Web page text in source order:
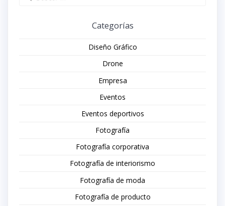
Categorías
Diseño Gráfico
Drone
Empresa
Eventos
Eventos deportivos
Fotografía
Fotografía corporativa
Fotografía de interiorismo
Fotografía de moda
Fotografía de producto